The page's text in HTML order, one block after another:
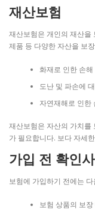
재산보험
재산보험은 개인의 재산을
제품 등 다양한 자산을 보
화재로 인한 손해
도난 및 파손에
자연재해로 인한
재산보험은 자산의 가치를
가 필요합니다. 보다 자세
가입 전 확인
보험에 가입하기 전에는
보험 상품의 보